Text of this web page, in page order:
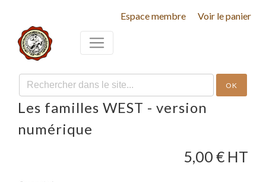
Espace membre Voir le panier
OK
Les familles WEST - version
numérique
5,00 € HT